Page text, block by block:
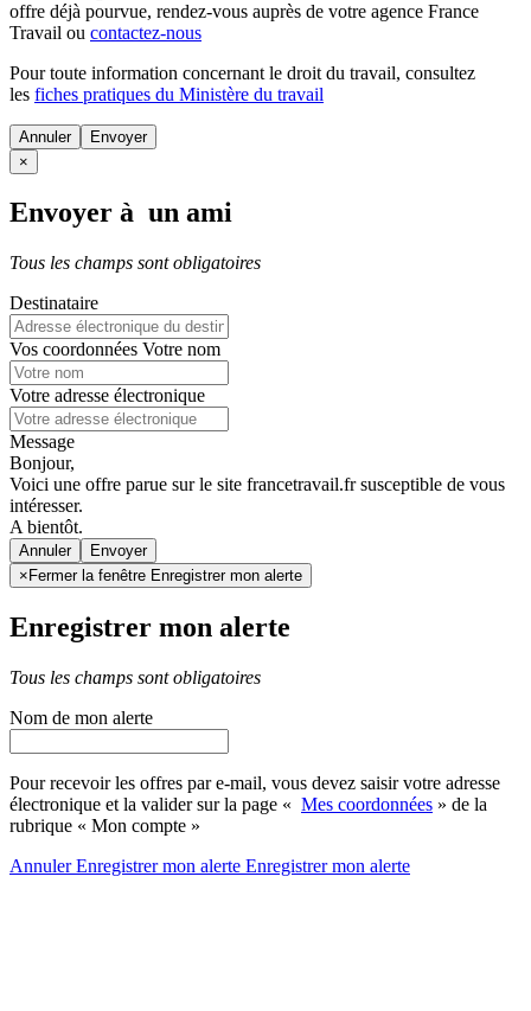
offre déjà pourvue, rendez-vous auprès de votre agence France
Travail ou contactez-nous
Pour toute information concernant le droit du travail, consultez
les fiches pratiques du Ministère du travail
Annuler
×
Envoyer à un ami
Tous les champs sont obligatoires
Destinataire
Vos coordonnées Votre nom
Votre adresse électronique
Message
Bonjour,
Voici une offre parue sur le site francetravail.fr susceptible de vous
intéresser.
A bientôt.
Annuler
× Fermer la fenêtre Enregistrer mon alerte
Enregistrer mon alerte
Tous les champs sont obligatoires
Nom de mon alerte
Pour recevoir les offres par e-mail, vous devez saisir votre adresse
électronique et la valider sur la page « Mes coordonnées » de la
rubrique « Mon compte »
AnnulerEnregistrer mon alerte Enregistrermon alerte